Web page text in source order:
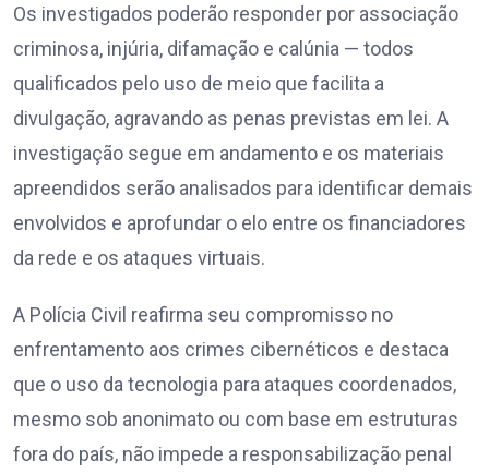
Os investigados poderão responder por associação
criminosa, injúria, difamação e calúnia — todos
qualificados pelo uso de meio que facilita a
divulgação, agravando as penas previstas em lei. A
investigação segue em andamento e os materiais
apreendidos serão analisados para identificar demais
envolvidos e aprofundar o elo entre os financiadores
da rede e os ataques virtuais.
A Polícia Civil reafirma seu compromisso no
enfrentamento aos crimes cibernéticos e destaca
que o uso da tecnologia para ataques coordenados,
mesmo sob anonimato ou com base em estruturas
fora do país, não impede a responsabilização penal